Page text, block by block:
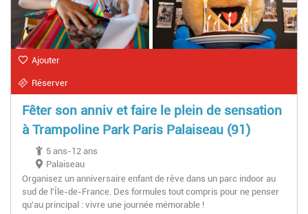
Ajouter
Réserver
Fêter son anniv et faire le plein de sensation
à Trampoline Park Paris Palaiseau (91)
5 ans-12 ans
Palaiseau
Organisez un anniversaire enfant de rêve dans un parc indoor au
sud de l'Île-de-France. Des formules tout compris pour ne penser
qu'au principal : vivre une journée mémorable !